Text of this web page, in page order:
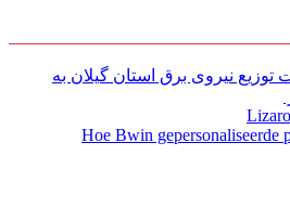
نیروی برق استان گیلان به
Hoe Bwin gepersonaliseerde